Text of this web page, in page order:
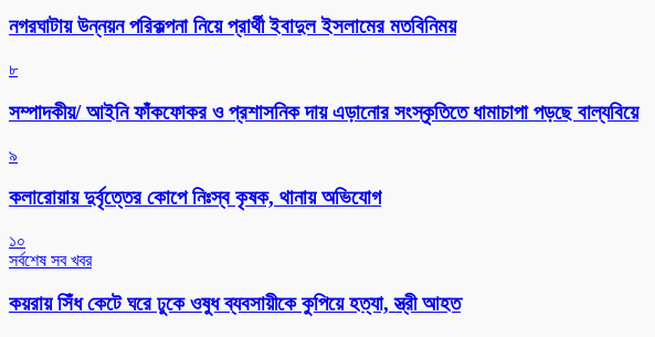
নগরঘাটায় উন্নয়ন পরিকল্পনা নিয়ে প্রার্থী ইবাদুল ইসলামের মতবিনিময়
৮
সম্পাদকীয়/ আইনি ফাঁকফোকর ও প্রশাসনিক দায় এড়ানোর সংস্কৃতিতে ধামাচাপা পড়ছে বাল্যবিয়ে
৯
কলারোয়ায় দুর্বৃত্তের কোপে নিঃস্ব কৃষক, থানায় অভিযোগ
১০
সর্বশেষ সব খবর
কয়রায় সিঁধ কেটে ঘরে ঢুকে ওষুধ ব্যবসায়ীকে কুপিয়ে হত্যা, স্ত্রী আহত